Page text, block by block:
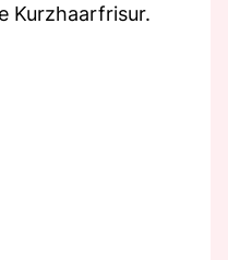
Kurzhaarfrisur.